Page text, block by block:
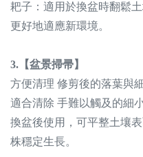
耙子：適用於換盆時翻鬆
更好地適應新環境。
3.【盆景掃帚】
方便清理 修剪後的落葉與
適合清除 手難以觸及的細
換盆後使用，可平整土壤
株穩定生長。